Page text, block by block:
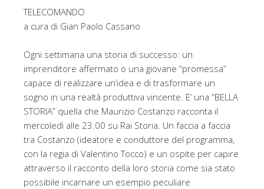
TELECOMANDO
a cura di Gian Paolo Cassano
Ogni settimana una storia di successo: un
imprenditore affermato o una giovane “promessa”
capace di realizzare un’idea e di trasformare un
sogno in una realtà produttiva vincente. E’ una “BELLA
STORIA” quella che Maurizio Costanzo racconta il
mercoledì alle 23.00 su Rai Storia. Un faccia a faccia
tra Costanzo (ideatore e conduttore del programma,
con la regia di Valentino Tocco) e un ospite per capire
attraverso il racconto della loro storia come sia stato
possibile incarnare un esempio peculiare